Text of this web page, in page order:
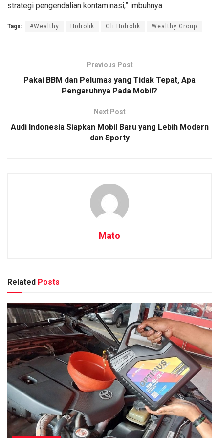
strategi pengendalian kontaminasi,” imbuhnya.
Tags: #Wealthy Hidrolik Oli Hidrolik Wealthy Group
Previous Post
Pakai BBM dan Pelumas yang Tidak Tepat, Apa
Pengaruhnya Pada Mobil?
Next Post
Audi Indonesia Siapkan Mobil Baru yang Lebih Modern
dan Sporty
Mato
Related Posts